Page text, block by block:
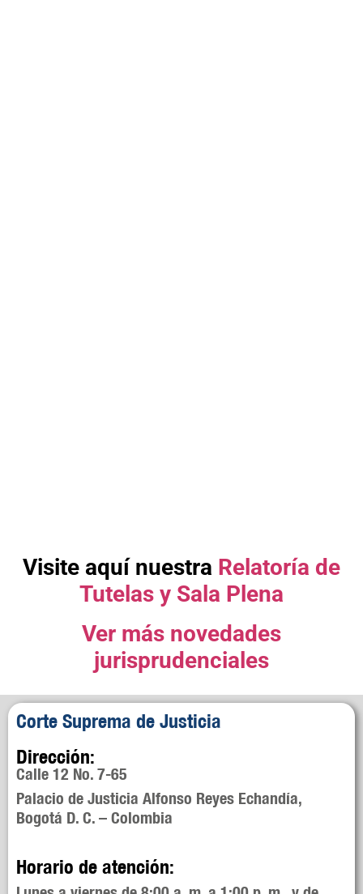
Visite aquí nuestra Relatoría de
Tutelas y Sala Plena
Ver más novedades
jurisprudenciales
Corte Suprema de Justicia
Dirección:
Calle 12 No. 7-65
Palacio de Justicia Alfonso Reyes Echandía,
Bogotá D. C. – Colombia
Horario de atención: